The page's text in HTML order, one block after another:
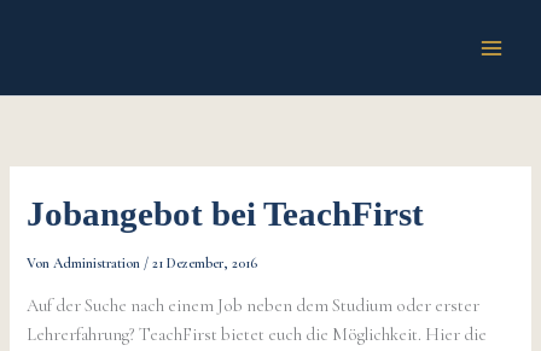
Jobangebot bei TeachFirst
VonAdministration /21 Dezember, 2016
Auf der Suche nach einem Job neben dem Studium oder erster
Lehrerfahrung? TeachFirst bietet euch die Möglichkeit. Hier die